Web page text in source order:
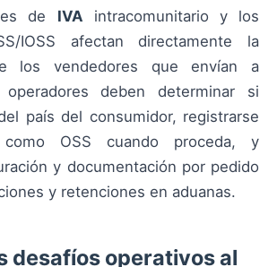
de IVA intracomunitario y los
IOSS afectan directamente la
los vendedores que envían a
deben determinar si
país del consumidor, registrarse
OSS cuando proceda, y
y documentación por pedido
y retenciones en aduanas.
desafíos operativos al